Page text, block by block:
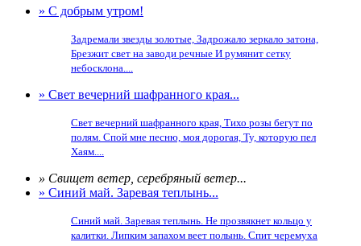
» С добрым утром!
Задремали звезды золотые, Задрожало зеркало затона,
Брезжит свет на заводи речные И румянит сетку
небосклона....
» Свет вечерний шафранного края...
Свет вечерний шафранного края, Тихо розы бегут по
полям. Спой мне песню, моя дорогая, Ту, которую пел
Хаям....
» Свищет ветер, серебряный ветер...
» Синий май. Заревая теплынь...
Синий май. Заревая теплынь. Не прозвякнет кольцо у
калитки. Липким запахом веет полынь. Спит черемуха